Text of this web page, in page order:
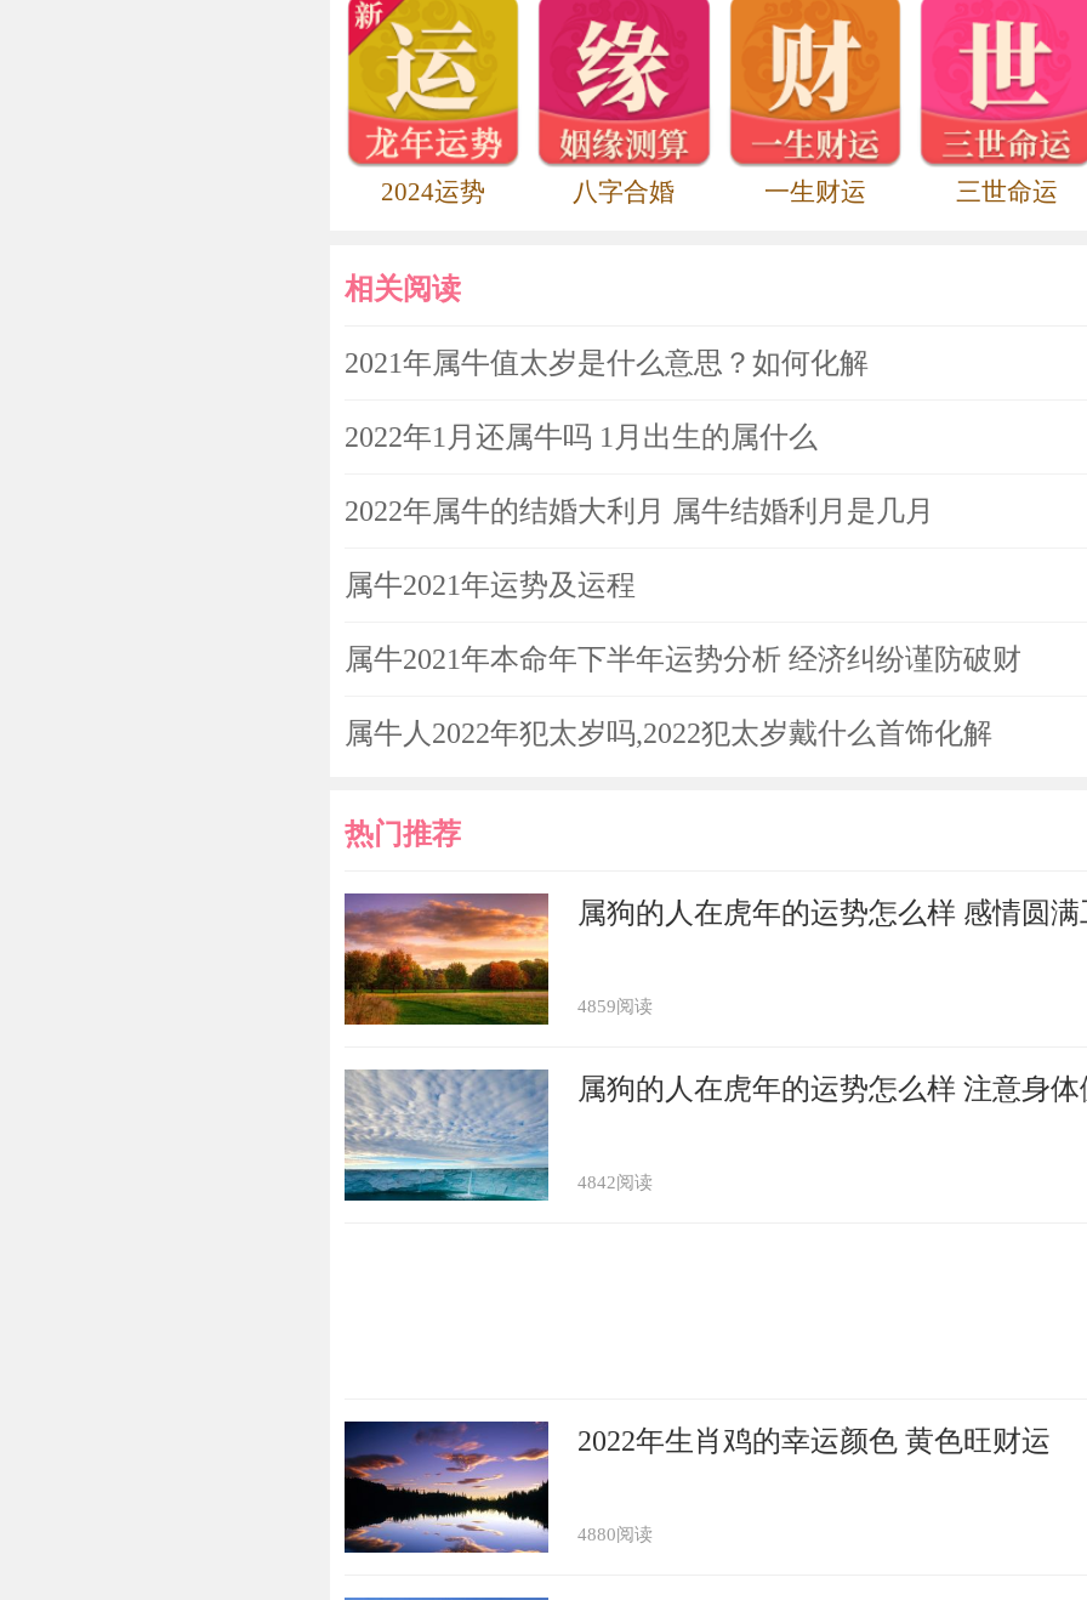
2024运势 八字合婚 一生财运 三世命运
相关阅读
2021年属牛值太岁是什么意思？如何化解
2022年1月还属牛吗 1月出生的属什么
2022年属牛的结婚大利月 属牛结婚利月是几月
属牛2021年运势及运程
属牛2021年本命年下半年运势分析 经济纠纷谨防破财
属牛人2022年犯太岁吗,2022犯太岁戴什么首饰化解
热门推荐
属狗的人在虎年的运势怎么样 感情圆
4859阅读
属狗的人在虎年的运势怎么样 注意身体
4842阅读
2022年生肖鸡的幸运颜色 黄色旺财运
4880阅读